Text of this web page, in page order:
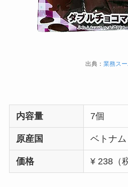
出典： 業務ス
内容量 7個
原産国 ベトナム
価格 ¥ 238（